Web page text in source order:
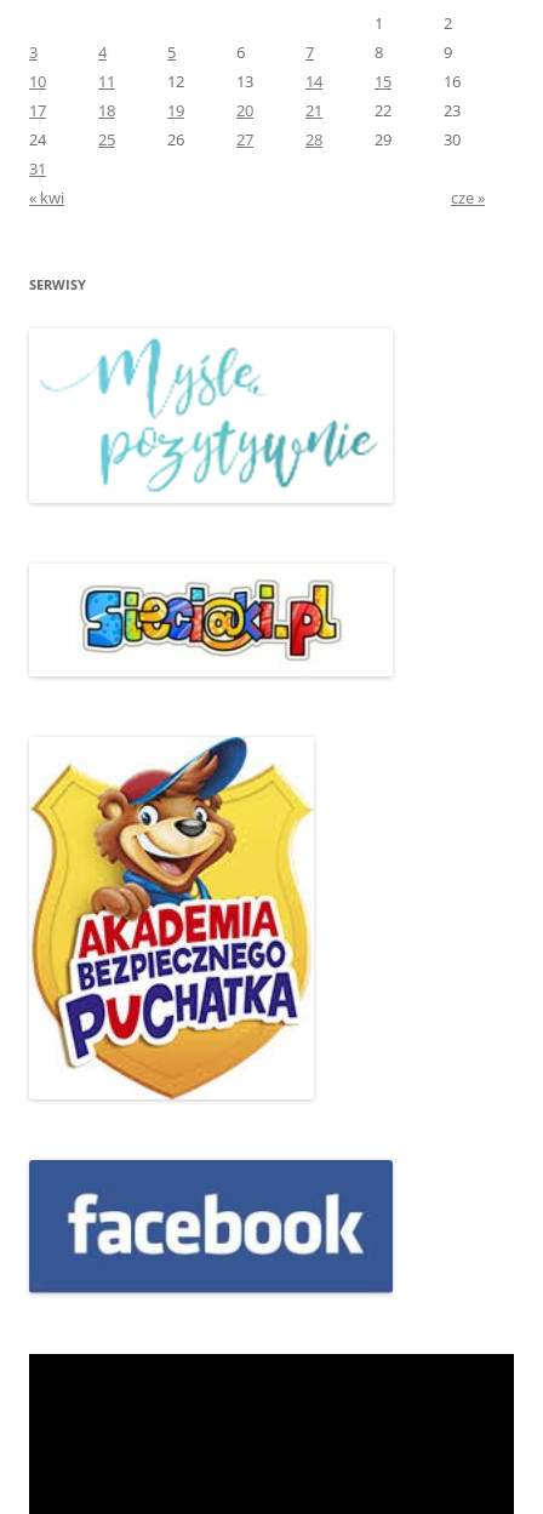
1
2
3
4 5 6 7 8
9
10
11 12 13 14 15
16
17
18 19 20 21 22
23
24
25 26 27 28 29
30
31
« kwi
cze »
SERWISY
Odtwarzacz